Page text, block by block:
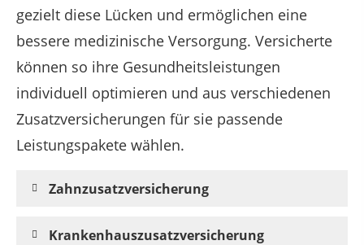
gezielt diese Lücken und ermöglichen eine
bessere medizinische Versorgung. Versicherte
können so ihre Gesundheitsleistungen
individuell optimieren und aus verschiedenen
Zusatzversicherungen für sie passende
Leistungspakete wählen.
Zahnzusatzversicherung
Krankenhauszusatzversicherung